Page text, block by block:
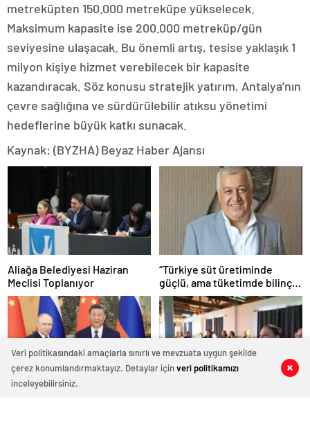
0 0
0 0
metreküpten 150.000 metreküpe yükselecek.
Maksimum kapasite ise 200.000 metreküp/gün
seviyesine ulaşacak. Bu önemli artış, tesise yaklaşık 1
milyon kişiye hizmet verebilecek bir kapasite
kazandıracak. Söz konusu stratejik yatırım, Antalya’nın
çevre sağlığına ve sürdürülebilir atıksu yönetimi
hedeflerine büyük katkı sunacak.
Kaynak: (BYZHA) Beyaz Haber Ajansı
Aliağa Belediyesi Haziran
Meclisi Toplanıyor
“Türkiye süt üretiminde
güçlü, ama tüketimde bilinç
şart”
Veri politikasındaki amaçlarla sınırlı ve mevzuata uygun şekilde
çerez konumlandırmaktayız. Detaylar içinveri politikamızı
inceleyebilirsiniz.